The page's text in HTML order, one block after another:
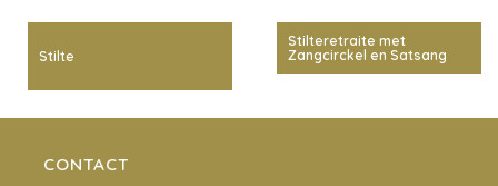
Stilte
Stilteretraite met
Zangcirckel en Satsang
CONTACT